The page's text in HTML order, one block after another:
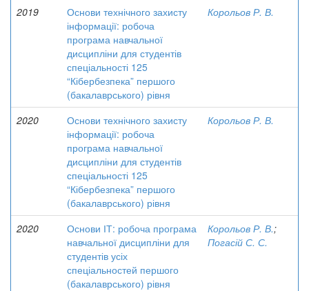
2019
Основи технічного захисту
інформації: робоча
програма навчальної
дисципліни для студентів
спеціальності 125
“Кібербезпека” першого
(бакалаврського) рівня
Корольов Р. В.
2020
Основи технічного захисту
інформації: робоча
програма навчальної
дисципліни для студентів
спеціальності 125
“Кібербезпека” першого
(бакалаврського) рівня
Корольов Р. В.
2020
Основи ІТ: робоча програма
навчальної дисципліни для
студентів усіх
спеціальностей першого
(бакалаврського) рівня
Корольов Р. В.;
Погасій С. С.